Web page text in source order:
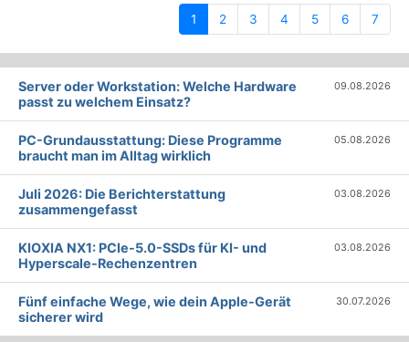
1 (current)
2 3 4 5 6 7
Server oder Workstation: Welche Hardware
passt zu welchem Einsatz?
09.08.2026
PC-Grundausstattung: Diese Programme
braucht man im Alltag wirklich
05.08.2026
Juli 2026: Die Bericht­erstattung
zusammengefasst
03.08.2026
KIOXIA NX1: PCIe-5.0-SSDs für KI- und
Hyperscale-Rechenzentren
03.08.2026
Fünf einfache Wege, wie dein Apple-Gerät
sicherer wird
30.07.2026